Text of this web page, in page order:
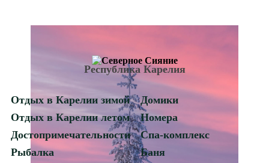
Республика Карелия
Отдых в Карелии зимой
Отдых в Карелии летом
Достопримечательности
Рыбалка
Домики
Номера
Спа-комплекс
Баня